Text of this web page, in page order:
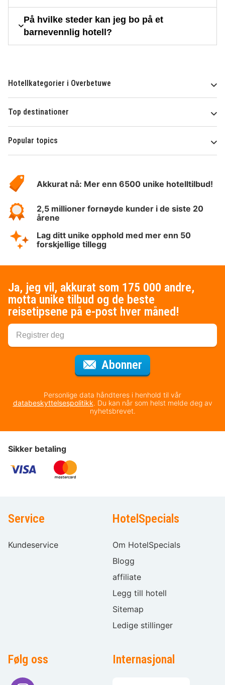
På hvilke steder kan jeg bo på et
barnevennlig hotell?
Hotellkategorier i Overbetuwe
Top destinationer
Popular topics
Hotelspecials
Akkurat nå: Mer enn 6500 unike hotelltilbud!
2,5 millioner fornøyde kunder i de siste 20
årene
Lag ditt unike opphold med mer enn 50
forskjellige tillegg
Ja, jeg vil, akkurat som 175 000 andre,
motta unike tilbud og de beste
reisetipsene på e-post hver måned!
Abonner
Personlige data håndteres i henhold til vår
databeskyttelsespolitikk. Du kan når som helst melde deg av
nyhetsbrevet.
Sikker betaling
Service
Kundeservice
HotelSpecials
Om HotelSpecials
Blogg
affiliate
Legg till hotell
Sitemap
Ledige stillinger
Følg oss Internasjonal